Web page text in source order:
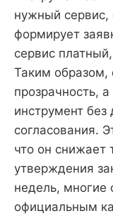
нужный сервис,
формирует
сервис
Таким образом,
прозрачность,
инструмент
согласования.
что он снижает
утверждения
недель, многие
официальным